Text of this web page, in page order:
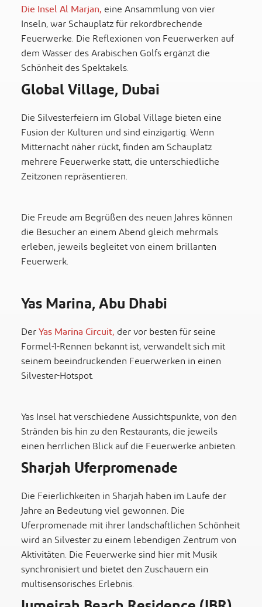
Die Insel Al Marjan,eine Ansammlung von vier
Inseln, war Schauplatz für rekordbrechende
Feuerwerke. Die Reflexionen von Feuerwerken auf
dem Wasser des Arabischen Golfs ergänzt die
Schönheit des Spektakels.
Global Village, Dubai
Die Silvesterfeiern im Global Village bieten eine
Fusion der Kulturen und sind einzigartig. Wenn
Mitternacht näher rückt, finden am Schauplatz
mehrere Feuerwerke statt, die unterschiedliche
Zeitzonen repräsentieren.
Die Freude am Begrüßen des neuen Jahres können
die Besucher an einem Abend gleich mehrmals
erleben, jeweils begleitet von einem brillanten
Feuerwerk.
Yas Marina, Abu Dhabi
DerYas Marina Circuit,der vor besten für seine
Formel-1-Rennen bekannt ist, verwandelt sich mit
seinem beeindruckenden Feuerwerken in einen
Silvester-Hotspot.
Yas Insel hat verschiedene Aussichtspunkte, von den
Stränden bis hin zu den Restaurants, die jeweils
einen herrlichen Blick auf die Feuerwerke anbieten.
Sharjah Uferpromenade
Die Feierlichkeiten in Sharjah haben im Laufe der
Jahre an Bedeutung viel gewonnen. Die
Uferpromenade mit ihrer landschaftlichen Schönheit
wird an Silvester zu einem lebendigen Zentrum von
Aktivitäten. Die Feuerwerke sind hier mit Musik
synchronisiert und bietet den Zuschauern ein
multisensorisches Erlebnis.